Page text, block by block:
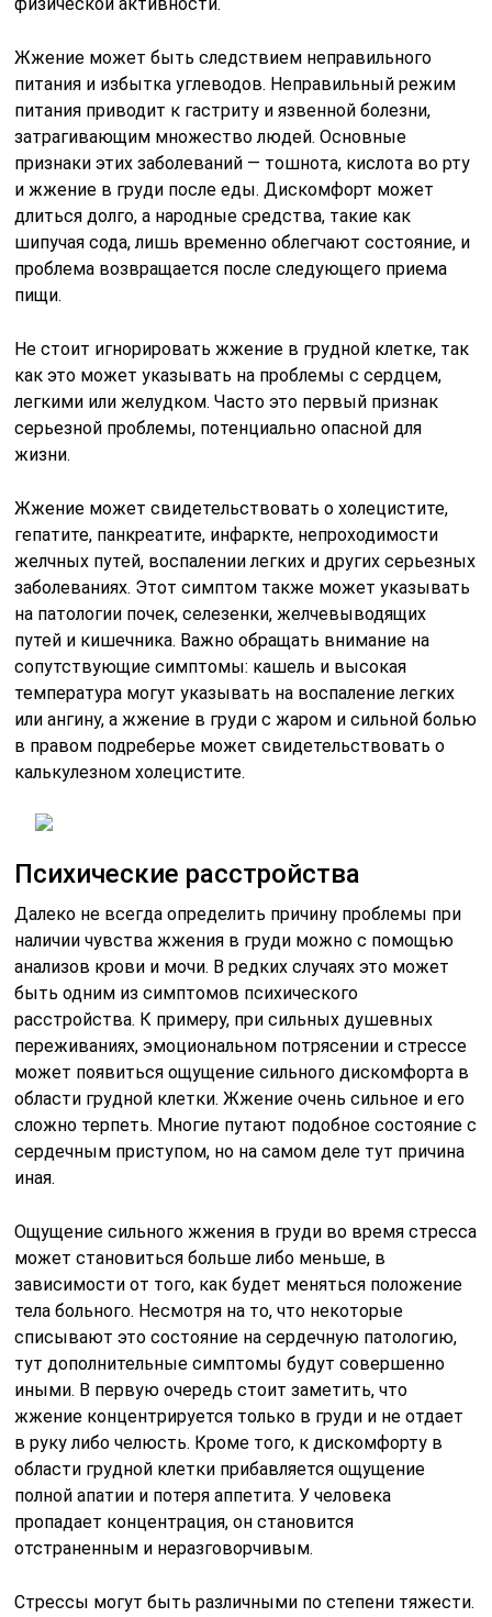
физической активности.
Жжение может быть следствием неправильного
питания и избытка углеводов. Неправильный режим
питания приводит к гастриту и язвенной болезни,
затрагивающим множество людей. Основные
признаки этих заболеваний — тошнота, кислота во рту
и жжение в груди после еды. Дискомфорт может
длиться долго, а народные средства, такие как
шипучая сода, лишь временно облегчают состояние, и
проблема возвращается после следующего приема
пищи.
Не стоит игнорировать жжение в грудной клетке, так
как это может указывать на проблемы с сердцем,
легкими или желудком. Часто это первый признак
серьезной проблемы, потенциально опасной для
жизни.
Жжение может свидетельствовать о холецистите,
гепатите, панкреатите, инфаркте, непроходимости
желчных путей, воспалении легких и других серьезных
заболеваниях. Этот симптом также может указывать
на патологии почек, селезенки, желчевыводящих
путей и кишечника. Важно обращать внимание на
сопутствующие симптомы: кашель и высокая
температура могут указывать на воспаление легких
или ангину, а жжение в груди с жаром и сильной болью
в правом подреберье может свидетельствовать о
калькулезном холецистите.
Психические расстройства
Далеко не всегда определить причину проблемы при
наличии чувства жжения в груди можно с помощью
анализов крови и мочи. В редких случаях это может
быть одним из симптомов психического
расстройства. К примеру, при сильных душевных
переживаниях, эмоциональном потрясении и стрессе
может появиться ощущение сильного дискомфорта в
области грудной клетки. Жжение очень сильное и его
сложно терпеть. Многие путают подобное состояние с
сердечным приступом, но на самом деле тут причина
иная.
Ощущение сильного жжения в груди во время стресса
может становиться больше либо меньше, в
зависимости от того, как будет меняться положение
тела больного. Несмотря на то, что некоторые
списывают это состояние на сердечную патологию,
тут дополнительные симптомы будут совершенно
иными. В первую очередь стоит заметить, что
жжение концентрируется только в груди и не отдает
в руку либо челюсть. Кроме того, к дискомфорту в
области грудной клетки прибавляется ощущение
полной апатии и потеря аппетита. У человека
пропадает концентрация, он становится
отстраненным и неразговорчивым.
Стрессы могут быть различными по степени тяжести.